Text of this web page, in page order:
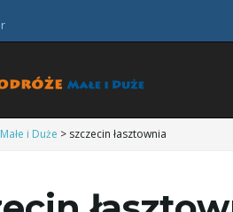
i Duże > szczecin łasztownia